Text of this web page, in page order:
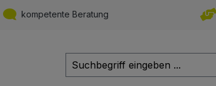
kompetente Beratung